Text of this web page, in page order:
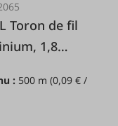
fil
1,8
: 500 m(0,09 € /